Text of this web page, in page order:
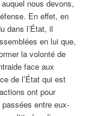
nous devons,
En effet, en
dans l’État, il
en lui que,
la volonté de
face aux
de l’État qui est
ont pour
entre eux-